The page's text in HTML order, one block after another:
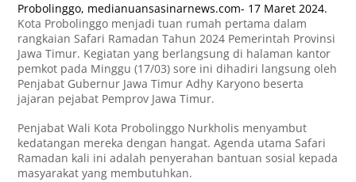
Probolinggo, medianuansasinarnews.com- 17 Maret 2024.
Kota Probolinggo menjadi tuan rumah pertama dalam
rangkaian Safari Ramadan Tahun 2024 Pemerintah Provinsi
Jawa Timur. Kegiatan yang berlangsung di halaman kantor
pemkot pada Minggu (17/03) sore ini dihadiri langsung oleh
Penjabat Gubernur Jawa Timur Adhy Karyono beserta
jajaran pejabat Pemprov Jawa Timur.
Penjabat Wali Kota Probolinggo Nurkholis menyambut
kedatangan mereka dengan hangat. Agenda utama Safari
Ramadan kali ini adalah penyerahan bantuan sosial kepada
masyarakat yang membutuhkan.